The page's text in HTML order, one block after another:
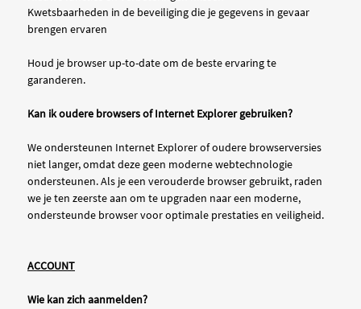
Kwetsbaarheden in de beveiliging die je gegevens in gevaar
brengen ervaren
Houd je browser up-to-date om de beste ervaring te
garanderen.
Kan ik oudere browsers of Internet Explorer gebruiken?
We ondersteunen Internet Explorer of oudere browserversies
niet langer, omdat deze geen moderne webtechnologie
ondersteunen. Als je een verouderde browser gebruikt, raden
we je ten zeerste aan om te upgraden naar een moderne,
ondersteunde browser voor optimale prestaties en veiligheid.
ACCOUNT
Wie kan zich aanmelden?